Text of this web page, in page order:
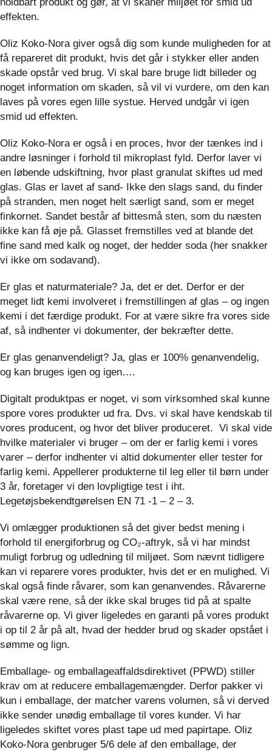
effekten.
Oliz Koko-Nora giver også dig som kunde muligheden for at
få repareret dit produkt, hvis det går i stykker eller anden
skade opstår ved brug. Vi skal bare bruge lidt billeder og
noget information om skaden, så vil vi vurdere, om den kan
laves på vores egen lille systue. Herved undgår vi igen
smid ud effekten.
Oliz Koko-Nora er også i en proces, hvor der tænkes ind i
andre løsninger i forhold til mikroplast fyld. Derfor laver vi
en løbende udskiftning, hvor plast granulat skiftes ud med
glas. Glas er lavet af sand- Ikke den slags sand, du finder
på stranden, men noget helt særligt sand, som er meget
finkornet. Sandet består af bittesmå sten, som du næsten
ikke kan få øje på. Glasset fremstilles ved at blande det
fine sand med kalk og noget, der hedder soda (her snakker
vi ikke om sodavand).
Er glas et naturmateriale? Ja, det er det. Derfor er der
meget lidt kemi involveret i fremstillingen af glas – og ingen
kemi i det færdige produkt. For at være sikre fra vores side
af, så indhenter vi dokumenter, der bekræfter dette.
Er glas genanvendeligt? Ja, glas er 100% genanvendelig,
og kan bruges igen og igen….
Digitalt produktpas er noget, vi som virksomhed skal kunne
spore vores produkter ud fra. Dvs. vi skal have kendskab til
vores producent, og hvor det bliver produceret. Vi skal vide
hvilke materialer vi bruger – om der er farlig kemi i vores
varer – derfor indhenter vi altid dokumenter eller tester for
farlig kemi. Appellerer produkterne til leg eller til børn under
3 år, foretager vi den lovpligtige test i iht.
Legetøjsbekendtgørelsen EN 71 -1 – 2 – 3.
Vi omlægger produktionen så det giver bedst mening i
forhold til energiforbrug og CO₂-aftryk, så vi har mindst
muligt forbrug og udledning til miljøet. Som nævnt tidligere
kan vi reparere vores produkter, hvis det er en mulighed. Vi
skal også finde råvarer, som kan genanvendes. Råvarerne
skal være rene, så der ikke skal bruges tid på at spalte
råvarerne op. Vi giver ligeledes en garanti på vores produkt
i op til 2 år på alt, hvad der hedder brud og skader opstået i
sømme og lign.
Emballage- og emballageaffaldsdirektivet (PPWD) stiller
krav om at reducere emballagemængder. Derfor pakker vi
kun i emballage, der matcher varens volumen, så vi derved
ikke sender unødig emballage til vores kunder. Vi har
ligeledes skiftet vores plast tape ud med papirtape. Oliz
Koko-Nora genbruger 5/6 dele af den emballage, der